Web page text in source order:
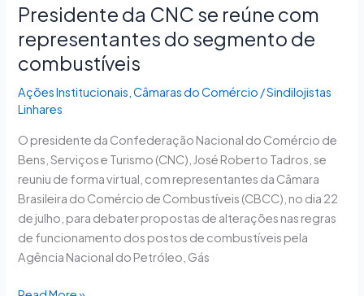
Presidente da CNC se reúne com
representantes do segmento de
combustíveis
Ações Institucionais,Câmaras do Comércio /Sindilojistas
Linhares
O presidente da Confederação Nacional do Comércio de
Bens, Serviços e Turismo (CNC), José Roberto Tadros, se
reuniu de forma virtual, com representantes da Câmara
Brasileira do Comércio de Combustíveis (CBCC), no dia 22
de julho, para debater propostas de alterações nas regras
de funcionamento dos postos de combustíveis pela
Agência Nacional do Petróleo, Gás